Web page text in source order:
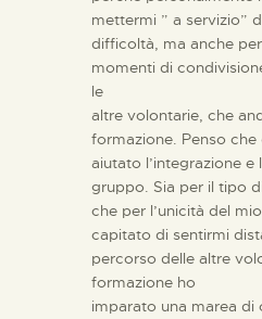
mettermi ” a servizio”
difficoltà, ma anche
momenti di
le
altre volontarie, che
formazione. Penso
aiutato l’integrazione e
gruppo. Sia per il tipo
che per l’unicità del
capitato di sentirmi
percorso delle altre
formazione ho
imparato una marea di